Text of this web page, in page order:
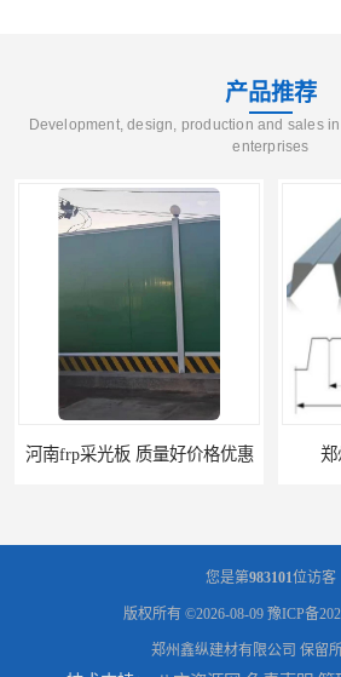
产品推荐
Development, design, production and sales
enterprises
光板 质量好价格优惠 郑州楼层板
您是第983101位访客
版权所有 ©2026-08-09 豫ICP备
郑州鑫纵建材有限公司 保留